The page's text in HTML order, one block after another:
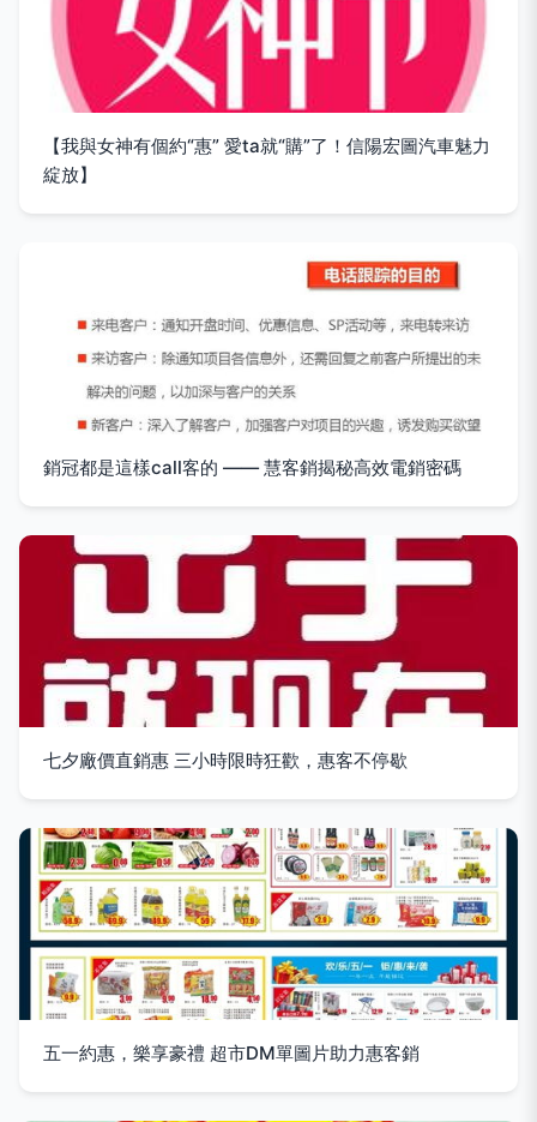
【我與女神有個約“惠” 愛ta就“購”了！信陽宏圖汽車魅力
綻放】
銷冠都是這樣call客的 —— 慧客銷揭秘高效電銷密碼
七夕廠價直銷惠 三小時限時狂歡，惠客不停歇
五一約惠，樂享豪禮 超市DM單圖片助力惠客銷